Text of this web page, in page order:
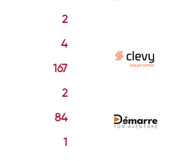
2
4
167
2
84
1